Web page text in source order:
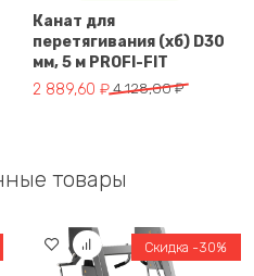
6 130,00 ₽.
Канат для
перетягивания (хб) D30
мм, 5 м PROFI-FIT
4 128,00₽
Первоначальная цена
2 889,60 ₽
Текущая цена: 2 889,60 ₽.
товары
Скидка -30%